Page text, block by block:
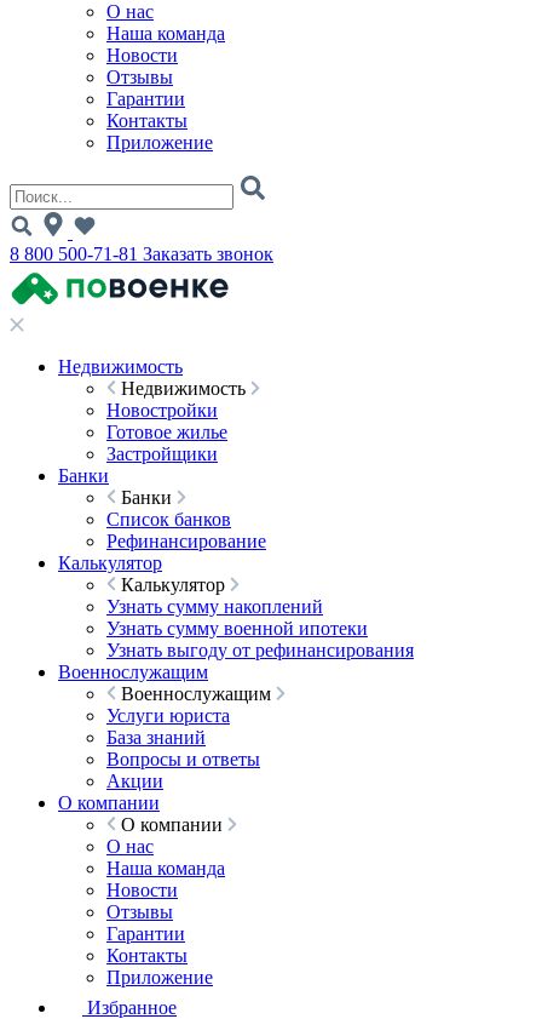
О нас
Наша команда
Новости
Отзывы
Гарантии
Контакты
Приложение
8 800 500-71-81 Заказать звонок
Недвижимость
Недвижимость
Новостройки
Готовое жилье
Застройщики
Банки
Банки
Список банков
Рефинансирование
Калькулятор
Калькулятор
Узнать сумму накоплений
Узнать сумму военной ипотеки
Узнать выгоду от рефинансирования
Военнослужащим
Военнослужащим
Услуги юриста
База знаний
Вопросы и ответы
Акции
О компании
О компании
О нас
Наша команда
Новости
Отзывы
Гарантии
Контакты
Приложение
Избранное